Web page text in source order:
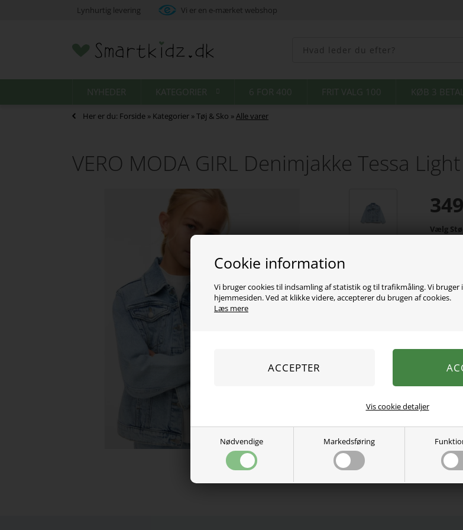
Cookie information
Vi bruger cookies til indsamling af statistik og til trafikmåling. Vi
hjemmesiden. Ved at klikke videre, accepterer du brugen af cookies.
Læs mere
Nødvendige Markedsføring
Vis cookie detaljer
Lynhurtig levering Vi er en e-mærket webshop
NYHEDER KATEGORIER 6 FOR 400 FRIT VALG 100 KØB 3
Her er du: Forside » Kategorier »Tøj & Sko »Alle varer
VERO MODA GIRL Denimjakke Tessa
Vælg
En
Farve:
Se mere